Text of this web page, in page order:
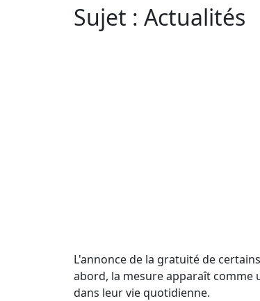
Sujet : Actualités
L'annonce de la gratuité de
abord, la mesure apparaît
dans leur vie quotidienne.